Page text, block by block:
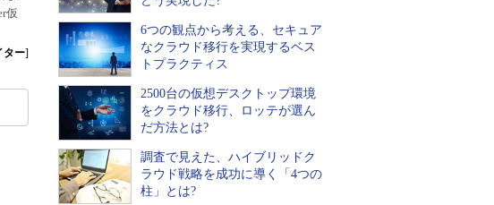
Master of IP Network
& Trust
& Tools
仮
ター]
6つの観点から考える、セキュア
なクラウド移行を実現するベス
トプラクティス
2500台の仮想デスクトップ環境
をクラウド移行、ロッテが選ん
だ方法とは?
調査で見えた、ハイブリッドク
ラウド戦略を成功に導く「4つの
柱」とは?